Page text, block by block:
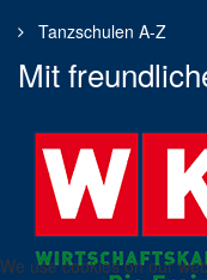
Tanzschulen A-Z
Mit
We use cookies on our